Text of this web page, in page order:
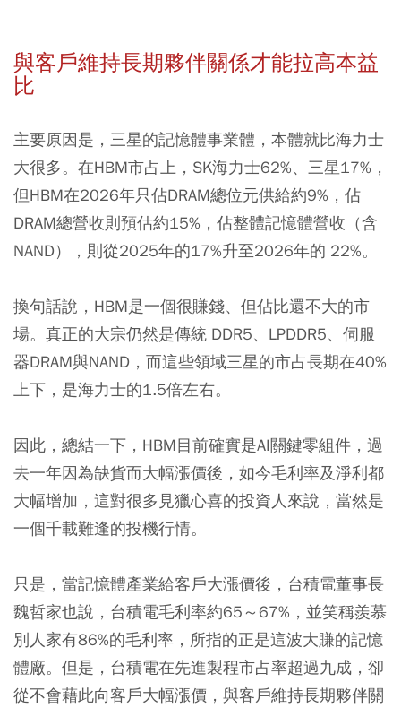
與客戶維持長期夥伴關係才能拉高本益
比
主要原因是，三星的記憶體事業體，本體就比海力士
大很多。在HBM市占上，SK海力士62%、三星17%，
但HBM在2026年只佔DRAM總位元供給約9%，佔
DRAM總營收則預估約15%，佔整體記憶體營收（含
NAND），則從2025年的17%升至2026年的 22%。
換句話說，HBM是一個很賺錢、但佔比還不大的市
場。真正的大宗仍然是傳統 DDR5、LPDDR5、伺服
器DRAM與NAND，而這些領域三星的市占長期在40%
上下，是海力士的1.5倍左右。
因此，總結一下，HBM目前確實是AI關鍵零組件，過
去一年因為缺貨而大幅漲價後，如今毛利率及淨利都
大幅增加，這對很多見獵心喜的投資人來說，當然是
一個千載難逢的投機行情。
只是，當記憶體產業給客戶大漲價後，台積電董事長
魏哲家也說，台積電毛利率約65～67%，並笑稱羨慕
別人家有86%的毛利率，所指的正是這波大賺的記憶
體廠。但是，台積電在先進製程市占率超過九成，卻
從不會藉此向客戶大幅漲價，與客戶維持長期夥伴關